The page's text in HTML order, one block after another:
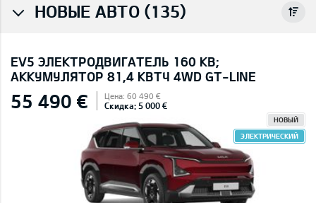
НОВЫЕ АВТО (135)
EV5 ЭЛЕКТРОДВИГАТЕЛЬ 160 КВ;
AККУМУЛЯТОР 81,4 КВТЧ 4WD GT-LINE
55 490 € Цена: 60 490 €
Скидка: 5 000 €
НОВЫЙ
ЭЛЕКТРИЧЕСКИЙ